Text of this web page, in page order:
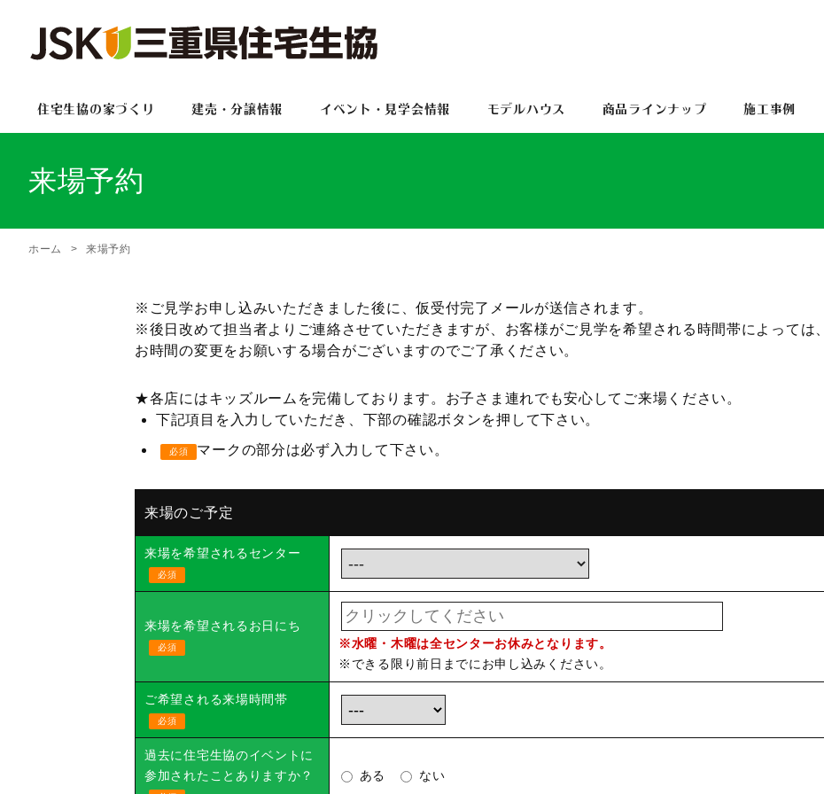
来場予約
ホーム 来場予約
※ご見学お申し込みいただきました後に、仮受付完了メールが送信されます。
※後日改めて担当者よりご連絡させていただきますが、お客様がご見学を希望される時間帯によっては、
お時間の変更をお願いする場合がございますのでご了承ください。
★各店にはキッズルームを完備しております。お子さま連れでも安心してご来場ください。
下記項目を入力していただき、下部の確認ボタンを押して下さい。
必須 マークの部分は必ず入力して下さい。
来場のご予定
来場を希望されるセンター
必須
来場を希望されるお日にち
必須
※水曜・木曜は全センターお休みとなります。
※できる限り前日までにお申し込みください。
ご希望される来場時間帯
必須
過去に住宅生協のイベントに
参加されたことありますか？
ある ない
住宅生協の家づくり 建売・分譲情報 イベント・見学会情報 モデルハウス 商品ラインナップ 施工事例